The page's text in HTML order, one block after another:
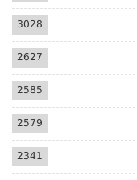
3028
2627
2585
2579
2341